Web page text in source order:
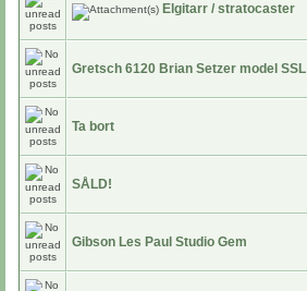
Elgitarr / stratocaster
Gretsch 6120 Brian Setzer model SSL
Ta bort
SÅLD!
Gibson Les Paul Studio Gem